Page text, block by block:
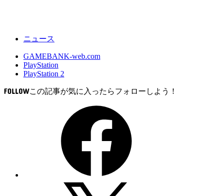
ニュース
GAMEBANK-web.com
PlayStation
PlayStation 2
FOLLOW